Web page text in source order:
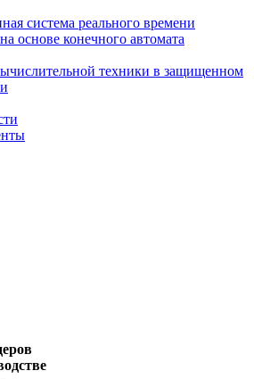
система реального времени
основе конечного автомата
техники в защищенном